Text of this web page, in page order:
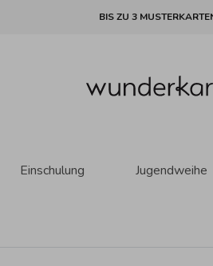
BIS ZU 3
Einschulung Jugendweihe